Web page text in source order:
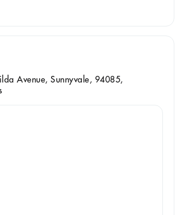
Avenue, Sunnyvale, 94085,